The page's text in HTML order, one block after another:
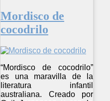
Mordisco de
cocodrilo
“Mordisco de cocodrilo”
es una maravilla de la
literatura infantil
australiana. Creado por